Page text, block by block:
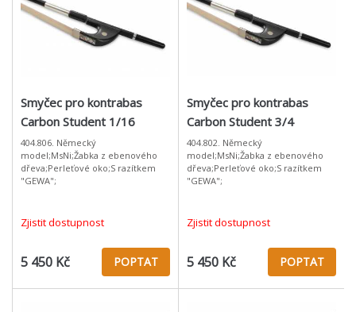
Smyčec pro kontrabas
Carbon Student 1/16
404.806. Německý
model;MsNi;Žabka z ebenového
dřeva;Perleťové oko;S razítkem
"GEWA";
Zjistit dostupnost
5 450 Kč POPTAT
Smyčec pro kontrabas
Carbon Student 3/4
404.802. Německý
model;MsNi;Žabka z ebenového
dřeva;Perleťové oko;S razítkem
"GEWA";
Zjistit dostupnost
5 450 Kč POPTAT